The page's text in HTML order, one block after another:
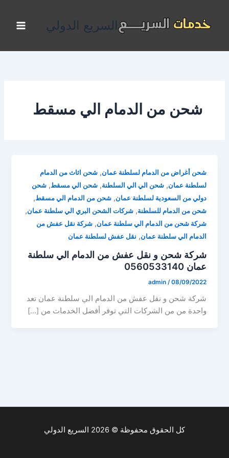
المحتوى
السريع الدولي
شحن من الدمام الي مسقط
شحن أغراض من الدمام لسلطنة عمان,شحن اثاث من الدمام
لسلطنة عمان,شحن الي الي السلطنة,شحن الي مسقط,شحن
دولي من السعودية لسلطنة عمان,شحن من الدمام الي مسقط,
شحن من الدمام للسلطنة,شركات الشحن البري الي سلطنة عمان,
شركة شحن من الدمام الي سلطنة عمان,شركة نقل عفش من
الدمام الي سلطنة عمان, نقل عفش لسلطنة عمان
شركة شحن و نقل عفش من الدمام الي سلطنة
عمان 0560533140
admin /08/09/2022
شركة شحن و نقل عفش من الدمام الي سلطنة عمان تعد
واحدة من من الشركات التي توفر أفضل الخدمات من […]
كل الحقوق محفوظة © 2026 السريع الدولي